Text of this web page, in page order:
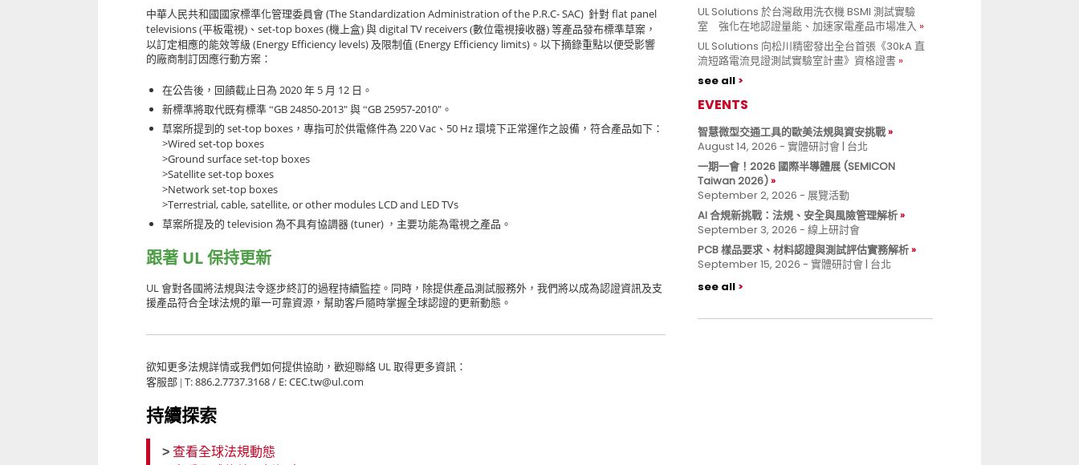
中華人民共和國國家標準化管理委員會 (The Standardization Administration of the P.R.C- SAC) 針對 flat panel
televisions (平板電視)、 set-top boxes (機上盒) 與 digital TV receivers (數位電視接收器) 等產品發布標準草案，
以訂定相應的能效等級 (Energy Efficiency levels) 及限制值 (Energy Efficiency limits) 。以下摘錄重點以便受影響
的廠商制訂因應行動方案：
在公告後，回饋截止日為 2020 年 5 月 12 日。
新標準將取代既有標準 “GB 24850-2013″ 與 “GB 25957-2010″ 。
草案所提到的 set-top boxes ，專指可於供電條件為 220 Vac 、 50 Hz 環境下正常運作之設備，符合產品如下：
>Wired set-top boxes
>Ground surface set-top boxes
>Satellite set-top boxes
>Network set-top boxes
>Terrestrial, cable, satellite, or other modules LCD and LED TVs
草案所提及的 television 為不具有協調器 (tuner) ，主要功能為電視之產品。
跟著 UL 保持更新
UL 會對各國將法規與法令逐步終訂的過程持續監控。同時，除提供產品測試服務外，我們將以成為認證資訊及支
援產品符合全球法規的單一可靠資源，幫助客戶隨時掌握全球認證的更新動態。
欲知更多法規詳情或我們如何提供協助，歡迎聯絡 UL 取得更多資訊：
客服部 | T: 886.2.7737.3168 / E: CEC.tw@ul.com
持續探索
> 查看全球法規動態
UL Solutions 於台灣啟用洗衣機 BSMI 測試實驗
室 強化在地認證量能、加速家電產品市場准入
UL Solutions 向松川精密發出全台首張《30kA 直
流短路電流見證測試實驗室計畫》資格證書
see all
EVENTS
智慧微型交通工具的歐美法規與資安挑戰
August 14, 2026 - 實體研討會 | 台北
一期一會！2026 國際半導體展 (SEMICON
Taiwan 2026)
September 2, 2026 - 展覽活動
AI 合規新挑戰：法規、安全與風險管理解析
September 3, 2026 - 線上研討會
PCB 樣品要求、材料認證與測試評估實務解析
September 15, 2026 - 實體研討會 | 台北
see all